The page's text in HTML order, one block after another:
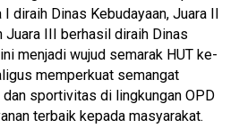
I diraih Dinas Kebudayaan, Juara II
Juara III berhasil diraih Dinas
menjadi wujud semarak HUT ke-
memperkuat semangat
sportivitas di lingkungan OPD
terbaik kepada masyarakat.